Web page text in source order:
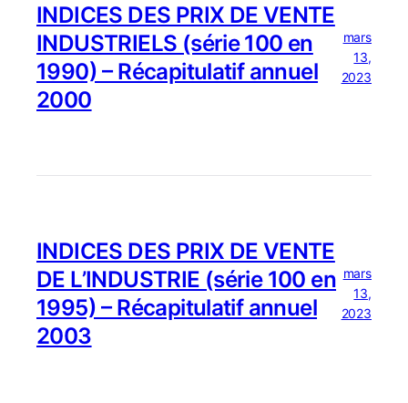
INDICES DES PRIX DE VENTE
INDUSTRIELS (série 100 en
1990) – Récapitulatif annuel
2000
mars
13,
2023
INDICES DES PRIX DE VENTE
DE L’INDUSTRIE (série 100 en
1995) – Récapitulatif annuel
2003
mars
13,
2023